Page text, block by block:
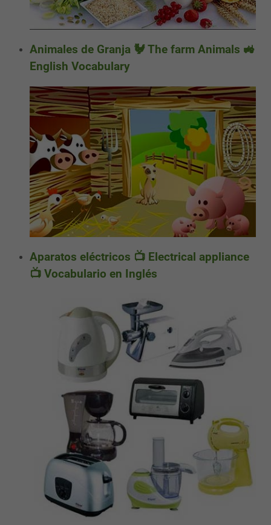
Animales de Granja 🐓 The farm Animals 🚜
English Vocabulary
Aparatos eléctricos 📺 Electrical appliance
📺 Vocabulario en Inglés